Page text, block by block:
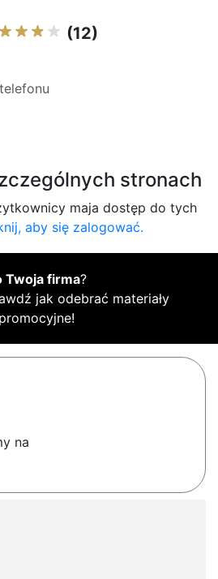
(12)
stronach
maja dostęp do tych
aby się zalogować.
Twoja firma?
jak odebrać materiały
promocyjne!
na